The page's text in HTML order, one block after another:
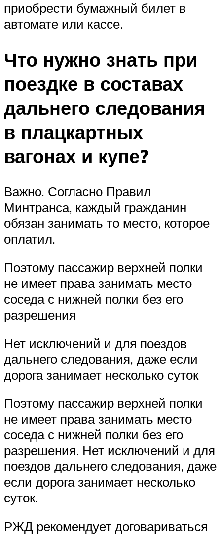
приобрести бумажный билет в
автомате или кассе.
Что нужно знать при
поездке в составах
дальнего следования
в плацкартных
вагонах и купе?
Важно. Согласно Правил
Минтранса, каждый гражданин
обязан занимать то место, которое
оплатил.
Поэтому пассажир верхней полки
не имеет права занимать место
соседа с нижней полки без его
разрешения
Нет исключений и для поездов
дальнего следования, даже если
дорога занимает несколько суток
Поэтому пассажир верхней полки
не имеет права занимать место
соседа с нижней полки без его
разрешения. Нет исключений и для
поездов дальнего следования, даже
если дорога занимает несколько
суток.
РЖД рекомендует договариваться